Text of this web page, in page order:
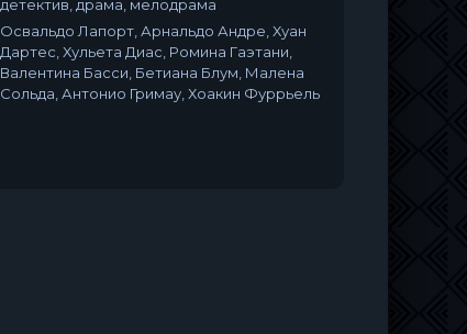
детектив, драма, мелодрама
Освальдо Лапорт, Арнальдо Андре, Хуан
Дартес, Хульета Диас, Ромина Гаэтани,
Валентина Басси, Бетиана Блум, Малена
Сольда, Антонио Гримау, Хоакин Фуррьель